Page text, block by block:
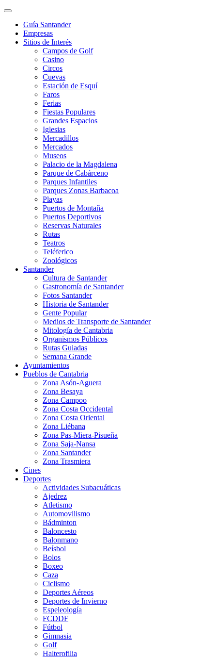
Guía Santander
Empresas
Sitios de Interés
Campos de Golf
Casino
Circos
Cuevas
Estación de Esquí
Faros
Ferias
Fiestas Populares
Grandes Espacios
Iglesias
Mercadillos
Mercados
Museos
Palacio de la Magdalena
Parque de Cabárceno
Parques Infantiles
Parques Zonas Barbacoa
Playas
Puertos de Montaña
Puertos Deportivos
Reservas Naturales
Rutas
Teatros
Teléferico
Zoológicos
Santander
Cultura de Santander
Gastronomía de Santander
Fotos Santander
Historia de Santander
Gente Popular
Medios de Transporte de Santander
Mitología de Cantabria
Organismos Públicos
Rutas Guiadas
Semana Grande
Ayuntamientos
Pueblos de Cantabria
Zona Asón-Aguera
Zona Besaya
Zona Campoo
Zona Costa Occidental
Zona Costa Oriental
Zona Liébana
Zona Pas-Miera-Pisueña
Zona Saja-Nansa
Zona Santander
Zona Trasmiera
Cines
Deportes
Actividades Subacuáticas
Ajedrez
Atletismo
Automovilismo
Bádminton
Baloncesto
Balonmano
Beísbol
Bolos
Boxeo
Caza
Ciclismo
Deportes Aéreos
Deportes de Invierno
Espeleología
FCDDF
Fútbol
Gimnasia
Golf
Halterofilia